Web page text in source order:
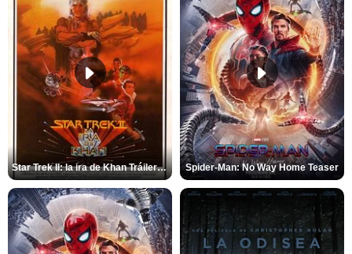
Star Trek II: la ira de Khan Tráiler VO Spider-Man: No Way Home Teaser